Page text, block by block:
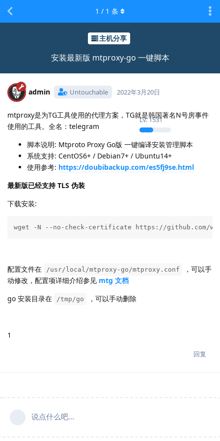
主机分享
安装最新版 mtproxy-go 一键脚本
1 / 1 条
admin Untouchable
Lv.1531
2022年3月20日
mtproxy是为TG工具使用的代理方案，TG就是韩国著名N号房事件
使用的工具。全名：telegram
脚本说明: Mtproto Proxy Go版 一键编译安装管理脚本
系统支持: CentOS6+ / Debian7+ / Ubuntu14+
使用参考: https://doubibackup.com/es5fj9se.html
最新版已经支持 TLS 伪装
下载安装:
wget -N --no-check-certificate https://github.com/
配置文件在 /usr/local/mtproxy-go/mtproxy.conf
，可以手
动修改，配置项详细介绍参见 mtg 文档
go 安装目录在
/tmp/go ，可以手动删除
1
回复
说点什么吧...